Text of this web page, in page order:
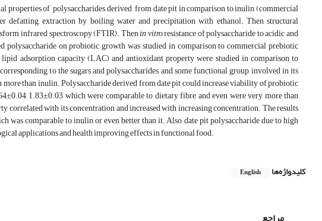
properties of polysaccharides derived from date pit in comparison to inulin (commercial
defatting, extraction by boiling water and precipitation with ethanol. Then structural
infrared spectroscopy (FTIR). Thenin vitroresistance of polysaccharide to acidic and
polysaccharide on probiotic growth was studied in comparison to commercial prebiotic
adsorption capacity (LAC) and antioxidant property were studied in comparison to
to the sugars and polysaccharides and some functional group involved in its
than inulin. Polysaccharide derived from date pit could increase viability of probiotic
1.83±0.03 which were comparable to dietary fibre and even were very more than
correlated with its concentration and increased with increasing concentration. The results
was comparable to inulin or even better than it. Also, date pit polysaccharide due to high
applications and health improving effects in functional food.
کلیدواژه‌ها English